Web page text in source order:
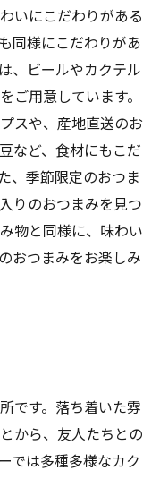
いにこだわりがある
同様にこだわりがあ
、ビールやカクテル
ご用意しています。
スや、産地直送のお
など、食材にもこだ
、季節限定のおつま
りのおつまみを見つ
物と同様に、味わい
おつまみをお楽しみ
です。落ち着いた雰
から、友人たちとの
では多種多様なカク